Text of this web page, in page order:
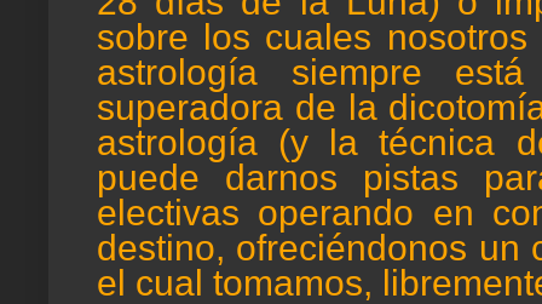
sobre los cuales
astrología siempre
superadora de la
astrología (y la técnica
puede darnos pistas
electivas operando en
destino, ofreciéndonos un
el cual tomamos,